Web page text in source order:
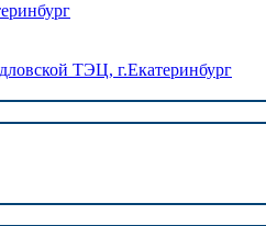
ТЭЦ, г.Екатеринбург